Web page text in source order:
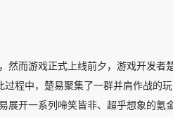
然而游戏正式上线前夕，游戏开发者
程中，楚易聚集了一群并肩作战的
展开一系列啼笑皆非、超乎想象的氪